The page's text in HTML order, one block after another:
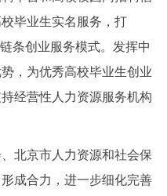
毕业生实名服务，打
条创业服务模式。发挥中
，为优秀高校毕业生创业
经营性人力资源服务机构
京市人力资源和社会保
成合力，进一步细化完善